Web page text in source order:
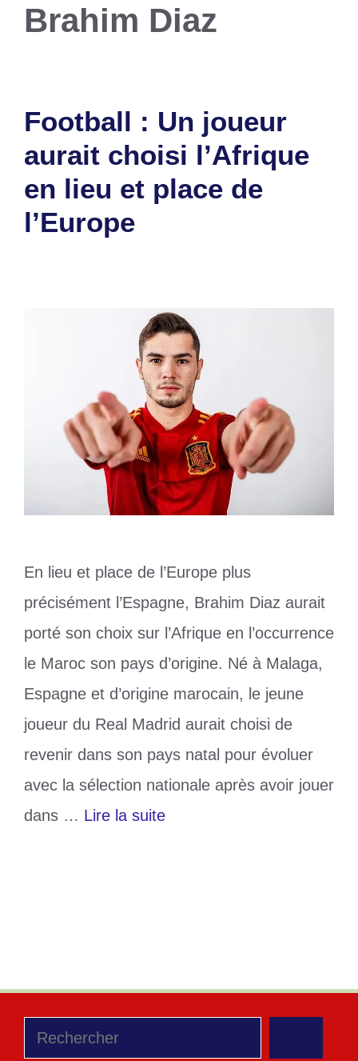
Brahim Diaz
Football : Un joueur
aurait choisi l’Afrique
en lieu et place de
l’Europe
En lieu et place de l’Europe plus
précisément l’Espagne, Brahim Diaz aurait
porté son choix sur l’Afrique en l’occurrence
le Maroc son pays d’origine. Né à Malaga,
Espagne et d’origine marocain, le jeune
joueur du Real Madrid aurait choisi de
revenir dans son pays natal pour évoluer
avec la sélection nationale après avoir jouer
dans … Lire la suite
Rechercher